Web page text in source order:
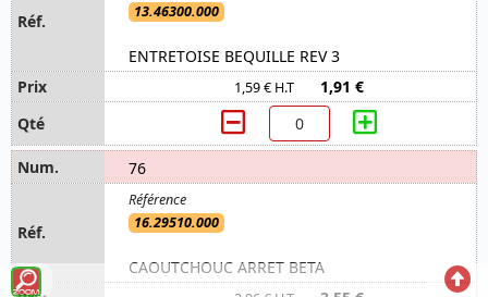
13.46300.000
ENTRETOISE BEQUILLE REV 3
1,59 € H.T 1,91 €
76
16.29510.000
CAOUTCHOUC ARRET BETA
Voir